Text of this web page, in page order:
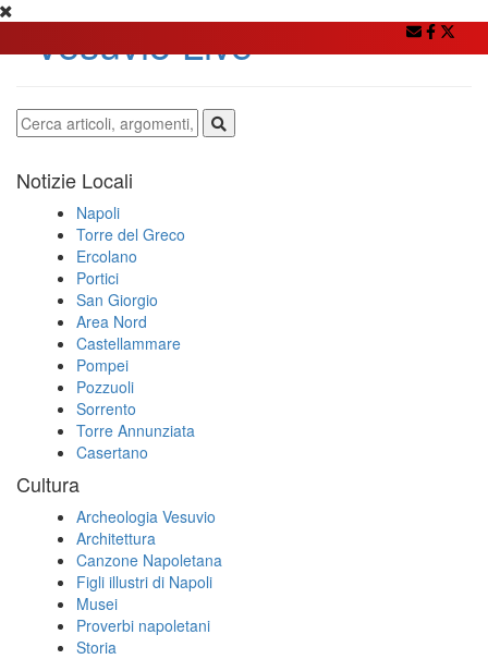
Notizie Locali
Napoli
Torre del Greco
Ercolano
Portici
San Giorgio
Area Nord
Castellammare
Pompei
Pozzuoli
Sorrento
Torre Annunziata
Casertano
Cultura
Archeologia Vesuvio
Architettura
Canzone Napoletana
Figli illustri di Napoli
Musei
Proverbi napoletani
Storia